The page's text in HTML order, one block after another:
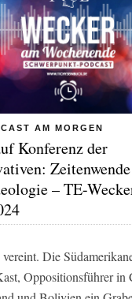
AM MORGEN
Konferenz der
– TE-
Die
Oppositionsführer in